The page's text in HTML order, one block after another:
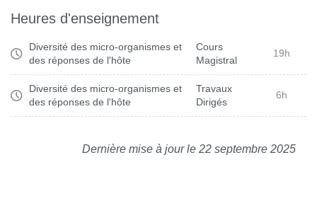
Heures d'enseignement
Diversité des micro-organismes et
des réponses de l'hôte
Cours
Magistral
19h
Diversité des micro-organismes et
des réponses de l'hôte
Travaux
Dirigés
6h
Dernière mise à jour le 22 septembre 2025